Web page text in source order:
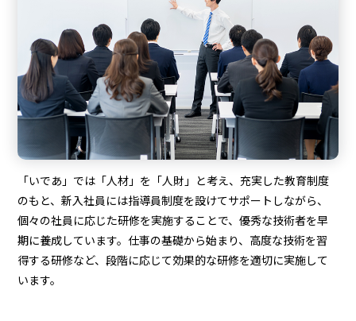
「いであ」では「人材」を「人財」と考え、充実した教育制度
のもと、新入社員には指導員制度を設けてサポートしながら、
個々の社員に応じた研修を実施することで、優秀な技術者を早
期に養成しています。仕事の基礎から始まり、高度な技術を習
得する研修など、段階に応じて効果的な研修を適切に実施して
います。